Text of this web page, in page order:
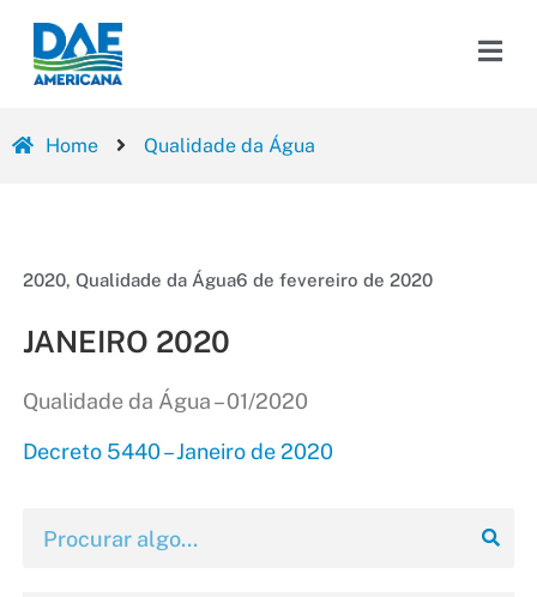
Home Qualidade da Água
2020, Qualidade da Água6 de fevereiro de 2020
JANEIRO 2020
Qualidade da Água – 01/2020
Decreto 5440 – Janeiro de 2020